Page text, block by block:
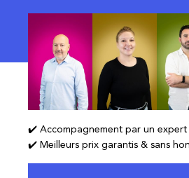
✔️ Accompagnement par un expert
✔️ Meilleurs prix garantis & sans